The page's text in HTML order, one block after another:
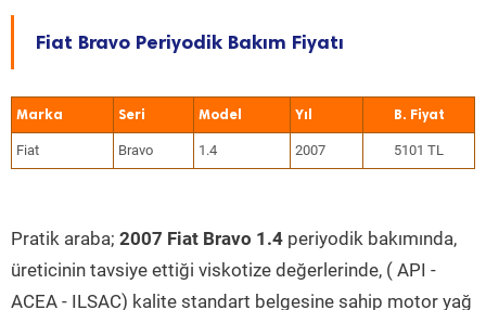
Fiat Bravo Periyodik Bakım Fiyatı
Marka Seri Model Yıl
Fiat Bravo 1.4 2007 5101 TL
Pratik araba; 2007 Fiat Bravo 1.4 periyodik bakımında,
üreticinin tavsiye ettiği viskotize değerlerinde, ( API -
ACEA - ILSAC) kalite standart belgesine sahip motor yağ